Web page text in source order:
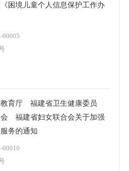
困境儿童个人信息保护工作办
00005
育厅 福建省卫生健康委员
福建省妇女联合会关于加强
务的通知
00010